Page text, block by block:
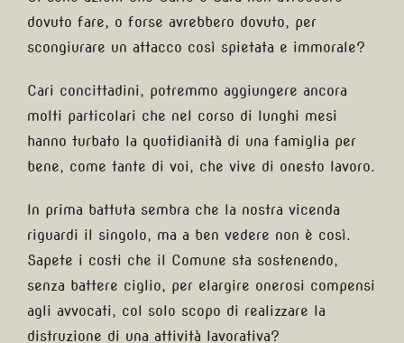
dovuto fare, o forse avrebbero dovuto, per
scongiurare un attacco così spietata e immorale?
Cari concittadini, potremmo aggiungere ancora
molti particolari che nel corso di lunghi mesi
hanno turbato la quotidianità di una famiglia per
bene, come tante di voi, che vive di onesto lavoro.
In prima battuta sembra che la nostra vicenda
riguardi il singolo, ma a ben vedere non è così.
Sapete i costi che il Comune sta sostenendo,
senza battere ciglio, per elargire onerosi compensi
agli avvocati, col solo scopo di realizzare la
distruzione di una attività lavorativa?